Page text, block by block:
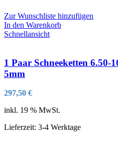
Zur Wunschliste hinzufügen
In den Warenkorb
Schnellansicht
1 Paar Schneeketten 6.50-
5mm
297,50 €
inkl. 19 % MwSt.
Lieferzeit: 3-4 Werktage